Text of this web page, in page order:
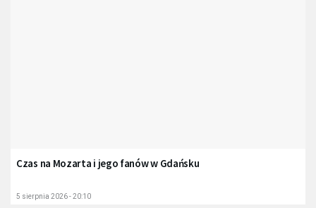
Czas na Mozarta i jego fanów w Gdańsku
5 sierpnia 2026 - 20:10